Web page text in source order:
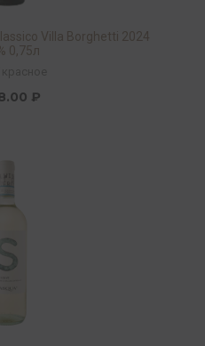
Villa Borghetti 2024
0,75л
₽